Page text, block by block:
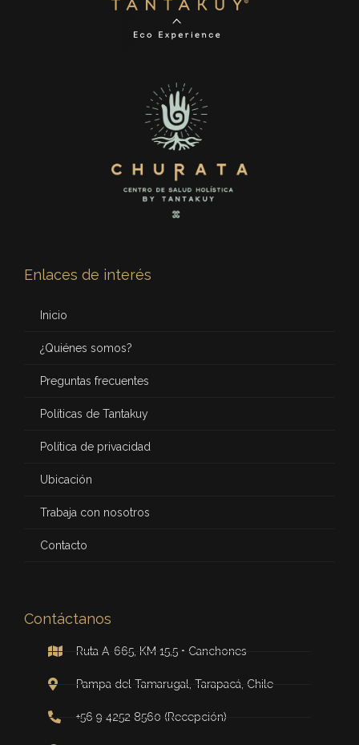
Enlaces de interés
Inicio
¿Quiénes somos?
Preguntas frecuentes
Políticas de Tantakuy
Política de privacidad
Ubicación
Trabaja con nosotros
Contacto
Contáctanos
Ruta A-665, KM 15,5 • Canchones
Pampa del Tamarugal, Tarapacá, Chile
+56 9 4252 8560 (Recepción)